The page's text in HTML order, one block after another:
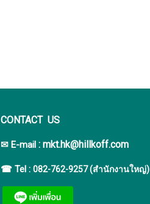
CONTACT US
✉ E-mail:mkt.hk@hillkoff.com
☎ Tel : 082-762-9257 (สำนักงานใหญ่)